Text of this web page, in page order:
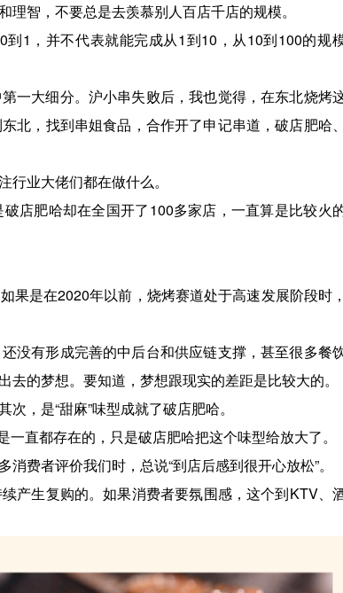
智，不要总是去羡慕别人百店千店的规模。
1，并不代表就能完成从1到10，从10到100的规
一大细分。沪小串失败后，我也觉得，在东北烧烤
北，找到串姐食品，合作开了申记串道，破店肥哈
业大佬们都在做什么。
店肥哈却在全国开了100多家店，一直算是比较火
果是在2020年以前，烧烤赛道处于高速发展阶段时
没有形成完善的中后台和供应链支撑，甚至很多餐
的梦想。要知道，梦想跟现实的差距是比较大的。
，是“甜麻”味型成就了破店肥哈。
一直都存在的，只是破店肥哈把这个味型给放大了。
费者评价我们时，总说“到店后感到很开心放松”。
产生复购的。如果消费者要氛围感，这个到KTV、